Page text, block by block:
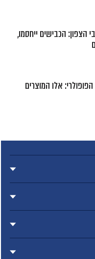
הצפון: הכבישים ייחסמו,
אלו המוצרים